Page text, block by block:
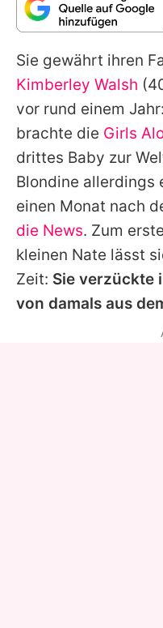
Sie gewährt ihren
Kimberley Walsh
vor rund einem
brachte die Girls
drittes Baby zur
Blondine allerdings
einen Monat nach
die News. Zum
kleinen Nate lässt
Zeit: Sie verzückte
von damals aus